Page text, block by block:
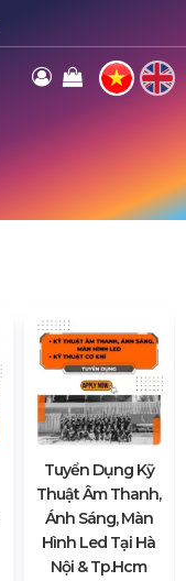
Tuyển Dụng Kỹ
Thuật Âm Thanh,
Ánh Sáng, Màn
Hình Led Tại Hà
Nội & Tp.hcm